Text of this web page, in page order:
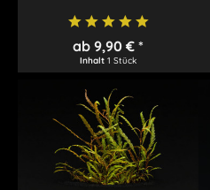
ab 9,90 € *
Inhalt1 Stück